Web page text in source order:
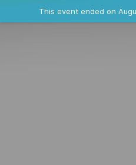
This event ended on